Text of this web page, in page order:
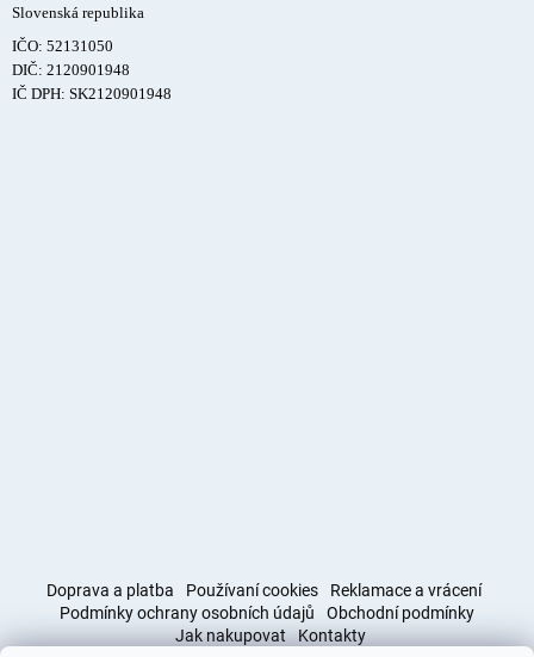
Slovenská republika
IČO: 52131050
DIČ: 2120901948
IČ DPH: SK2120901948
Doprava a platba Používaní cookies
Reklamace a vrácení
Podmínky ochrany osobních údajů
Obchodní podmínky
Jak nakupovat
Kontakty